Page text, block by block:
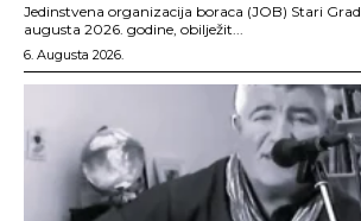
Jedinstvena organizacija boraca (JOB) Stari
augusta 2026. godine, obilježit...
6. Augusta 2026.